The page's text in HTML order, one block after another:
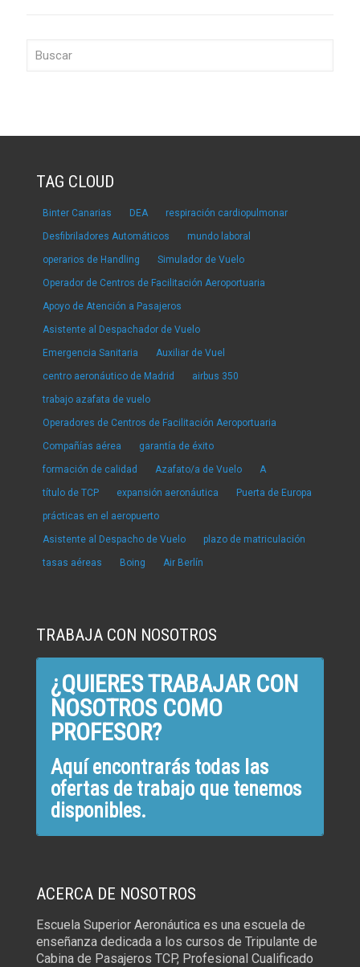
TAG CLOUD
Binter Canarias DEA respiración cardiopulmonar
Desfibriladores Automáticos mundo laboral
operarios de Handling Simulador de Vuelo
Operador de Centros de Facilitación Aeroportuaria
Apoyo de Atención a Pasajeros
Asistente al Despachador de Vuelo
Emergencia Sanitaria Auxiliar de Vuel
centro aeronáutico de Madrid airbus 350
trabajo azafata de vuelo
Operadores de Centros de Facilitación Aeroportuaria
Compañías aérea garantía de éxito
formación de calidad Azafato/a de Vuelo A
título de TCP expansión aeronáutica Puerta de Europa
prácticas en el aeropuerto
Asistente al Despacho de Vuelo plazo de matriculación
tasas aéreas Boing Air Berlín
TRABAJA CON NOSOTROS
¿QUIERES TRABAJAR CON
NOSOTROS COMO
PROFESOR?
Aquí encontrarás todas las
ofertas de trabajo que tenemos
disponibles.
ACERCA DE NOSOTROS
Escuela Superior Aeronáutica es una escuela de
enseñanza dedicada a los cursos de Tripulante de
Cabina de Pasajeros TCP, Profesional Cualificado